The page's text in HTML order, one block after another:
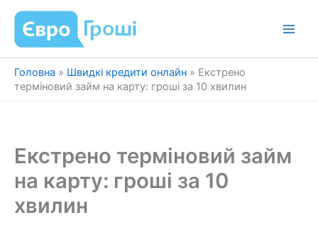
Перейти
вмісту
Головна » Швидкі кредити онлайн » Екстрено
терміновий займ на карту: гроші за 10 хвилин
Екстрено терміновий займ
на карту: гроші за 10
хвилин